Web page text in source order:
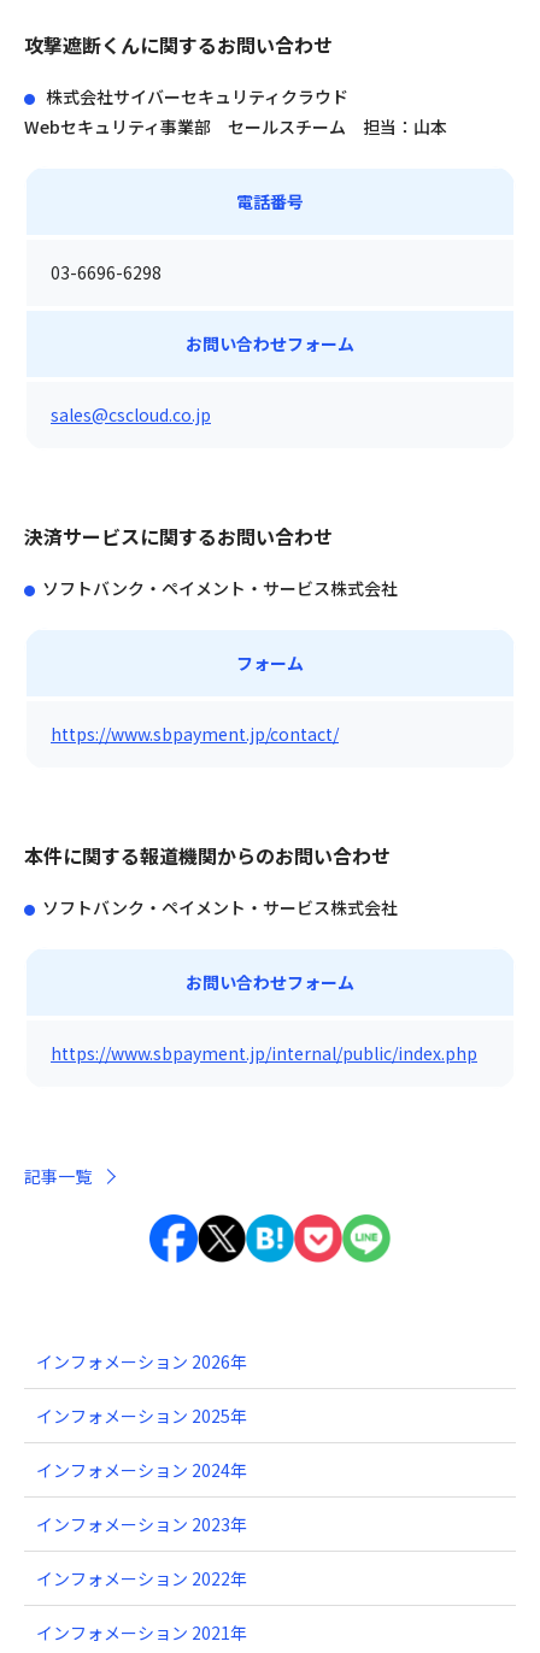
攻撃遮断くんに関するお問い合わせ
株式会社サイバーセキュリティクラウド
Webセキュリティ事業部 セールスチーム 担当：山本
電話番号
03-6696-6298
お問い合わせフォーム
sales@cscloud.co.jp
決済サービスに関するお問い合わせ
ソフトバンク・ペイメント・サービス株式会社
フォーム
https://www.sbpayment.jp/contact/
本件に関する報道機関からのお問い合わせ
ソフトバンク・ペイメント・サービス株式会社
お問い合わせフォーム
https://www.sbpayment.jp/internal/public/index.php
記事一覧
インフォメーション 2026年
インフォメーション 2025年
インフォメーション 2024年
インフォメーション 2023年
インフォメーション 2022年
インフォメーション 2021年